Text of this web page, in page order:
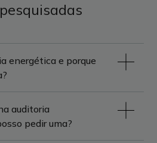
energética e porque
auditoria
pedir uma?